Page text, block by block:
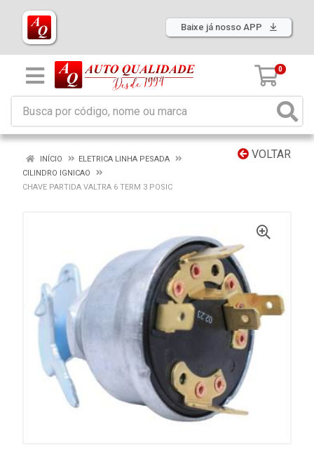
Baixe já nosso APP
0
VOLTAR
INÍCIO
ELETRICA LINHA PESADA
CILINDRO IGNICAO
CHAVE PARTIDA VALTRA 6 TERM 3 POSIC